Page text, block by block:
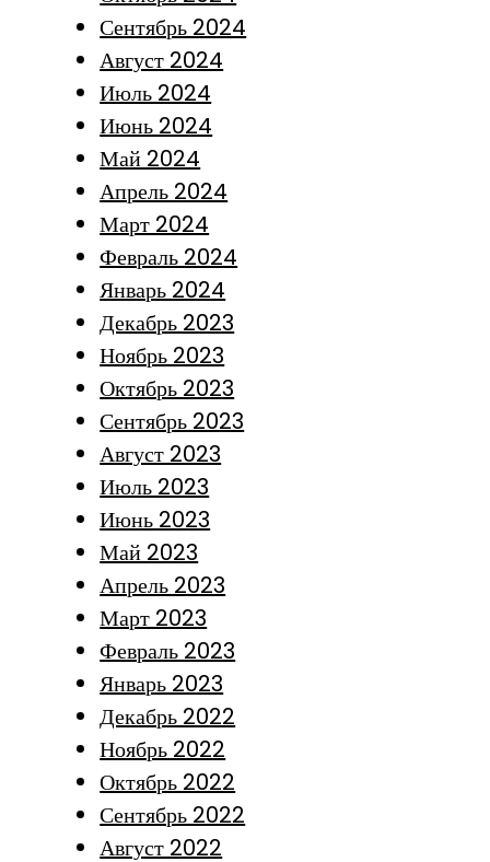
Сентябрь 2024
Август 2024
Июль 2024
Июнь 2024
Май 2024
Апрель 2024
Март 2024
Февраль 2024
Январь 2024
Декабрь 2023
Ноябрь 2023
Октябрь 2023
Сентябрь 2023
Август 2023
Июль 2023
Июнь 2023
Май 2023
Апрель 2023
Март 2023
Февраль 2023
Январь 2023
Декабрь 2022
Ноябрь 2022
Октябрь 2022
Сентябрь 2022
Август 2022